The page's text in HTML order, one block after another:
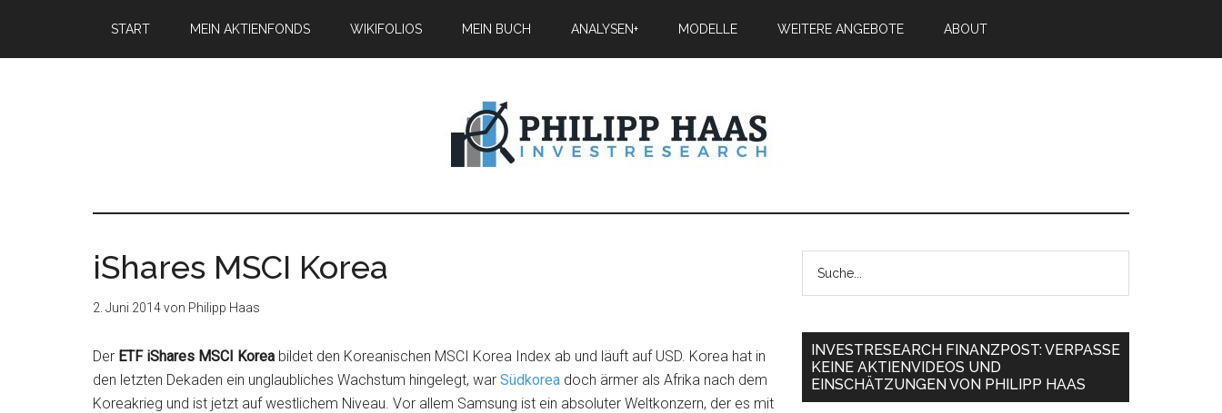
START MEIN AKTIENFONDS WIKIFOLIOS MEIN BUCH ANALYSEN+ MODELLE WEITERE ANGEBOTE ABOUT
iShares MSCI Korea
2. Juni 2014von Philipp Haas
Der ETF iShares MSCI Korea bildet den Koreanischen MSCI Korea Index ab und läuft auf USD. Korea hat in
den letzten Dekaden ein unglaubliches Wachstum hingelegt, war Südkorea doch ärmer als Afrika nach dem
Koreakrieg und ist jetzt auf westlichem Niveau. Vor allem Samsung ist ein absoluter Weltkonzern, der es mit
INVESTRESEARCH FINANZPOST: VERPASSE
KEINE AKTIENVIDEOS UND
EINSCHÄTZUNGEN VON PHILIPP HAAS